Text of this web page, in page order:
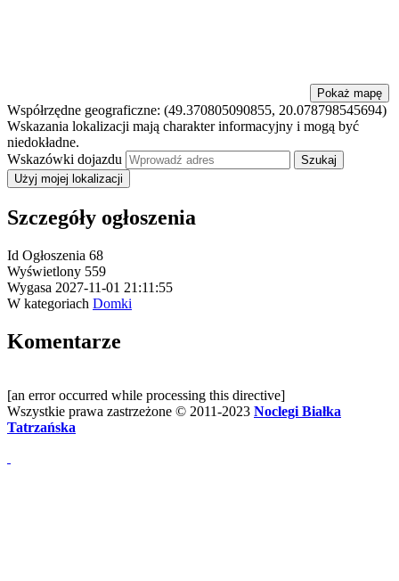
Pokaż mapę
Współrzędne geograficzne: (49.370805090855, 20.078798545694)
Wskazania lokalizacji mają charakter informacyjny i mogą być
niedokładne.
Wskazówki dojazdu
Użyj mojej lokalizacji
Szczegóły ogłoszenia
Id Ogłoszenia 68
Wyświetlony 559
Wygasa 2027-11-01 21:11:55
W kategoriach Domki
Komentarze
[an error occurred while processing this directive]
Wszystkie prawa zastrzeżone © 2011-2023 Noclegi Białka
Tatrzańska